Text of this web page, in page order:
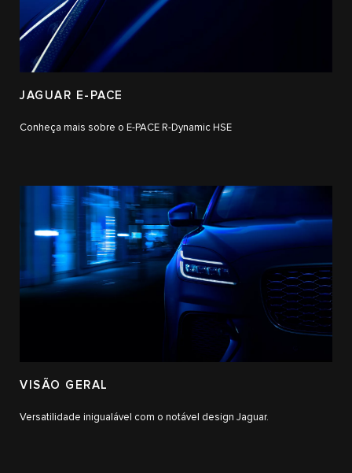
JAGUAR E-PACE
Conheça mais sobre o E-PACE R-Dynamic HSE
VISÃO GERAL
Versatilidade inigualável com o notável design Jaguar.